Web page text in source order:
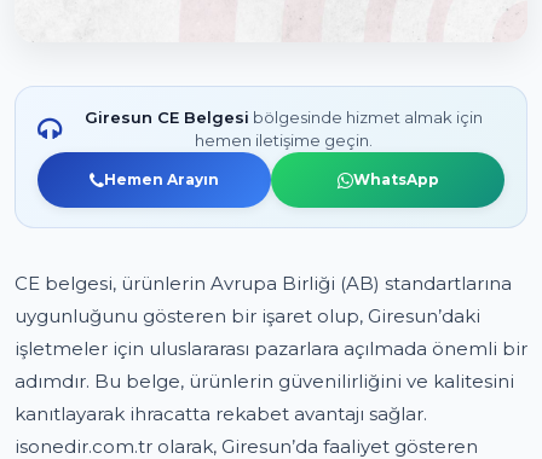
Giresun CE Belgesi bölgesinde hizmet almak için
hemen iletişime geçin.
Hemen Arayın WhatsApp
CE belgesi, ürünlerin Avrupa Birliği (AB) standartlarına
uygunluğunu gösteren bir işaret olup, Giresun’daki
işletmeler için uluslararası pazarlara açılmada önemli bir
adımdır. Bu belge, ürünlerin güvenilirliğini ve kalitesini
kanıtlayarak ihracatta rekabet avantajı sağlar.
isonedir.com.tr olarak, Giresun’da faaliyet gösteren